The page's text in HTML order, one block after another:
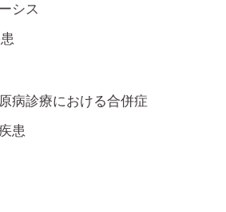
シス
病診療における合併症
患